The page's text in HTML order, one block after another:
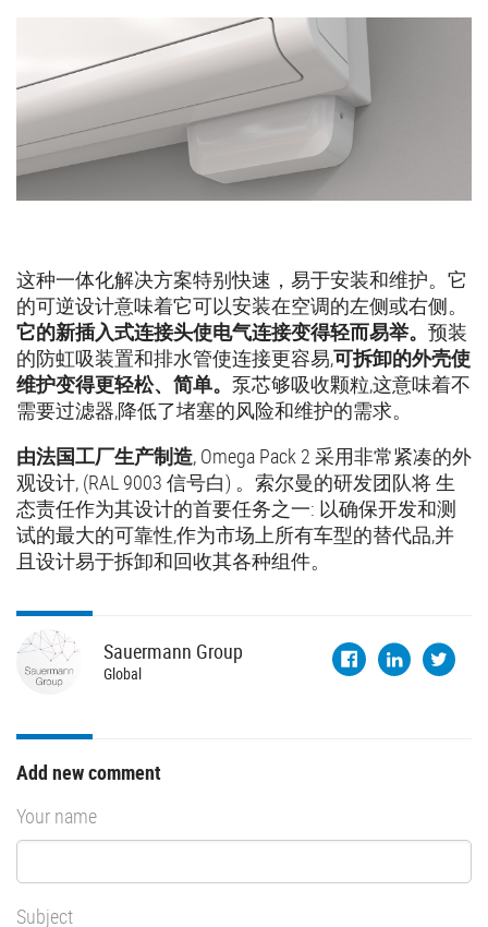
这种一体化解决方案特别快速，易于安装和维护。它
的可逆设计意味着它可以安装在空调的左侧或右侧。
它的新插入式连接头使电气连接变得轻而易举。 预装
的防虹吸装置和排水管使连接更容易,可拆卸的外壳使
维护变得更轻松、简单。 泵芯够吸收颗粒,这意味着不
需要过滤器,降低了堵塞的风险和维护的需求。
由法国工厂生产制造, Omega Pack 2 采用非常紧凑的外
观设计, (RAL 9003 信号白) 。索尔曼的研发团队将 生
态责任作为其设计的首要任务之一: 以确保开发和测
试的最大的可靠性,作为市场上所有车型的替代品,并
且设计易于拆卸和回收其各种组件。
Sauermann Group
Global
Add new comment
Your name
Subject